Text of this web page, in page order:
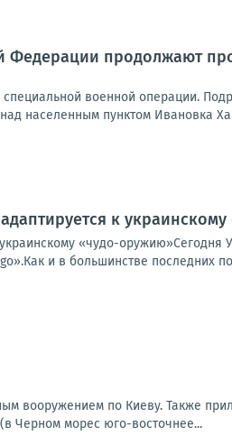
продолжают
военной операции.
населенным пунктом Ивановка
к
«чудо-
и в большинстве последних
вооружением по Киеву. Также
Черном морес юго-восточнее...